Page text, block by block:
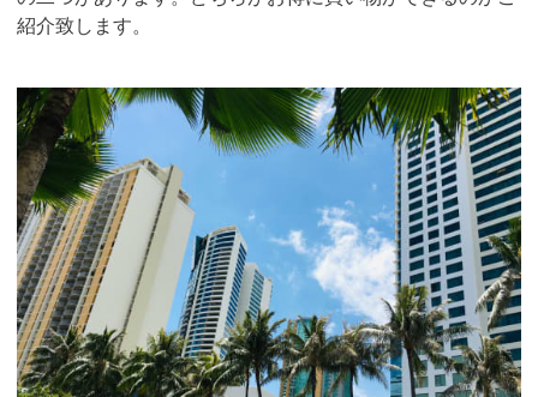
紹介致します。